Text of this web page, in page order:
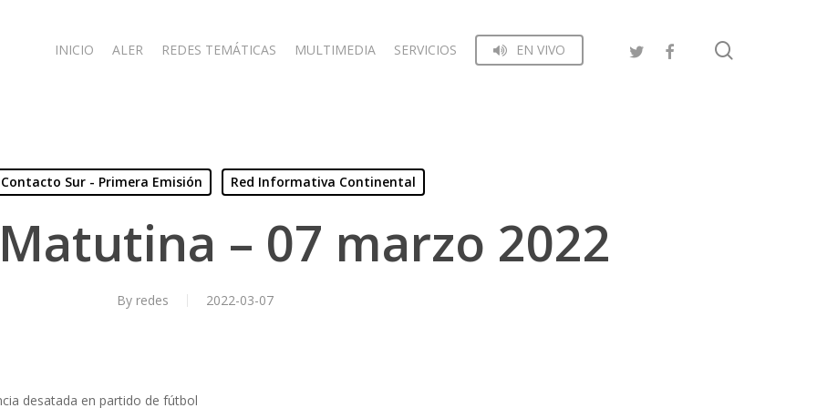
INICIO ALER REDES TEMÁTICAS MULTIMEDIA SERVICIOS EN VIVO
Contacto Sur - Primera Emisión Red Informativa Continental
– 07 marzo 2022
By redes 2022-03-07
desatada en partido de fútbol